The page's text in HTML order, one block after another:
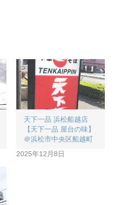
天下一品 浜松船越店
【天下一品 屋台の味】
＠浜松市中央区船越町
2025年12月8日